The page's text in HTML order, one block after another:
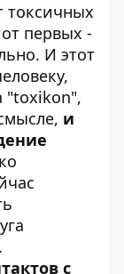
токсичных
первых -
И этот
"toxikon",
и
с